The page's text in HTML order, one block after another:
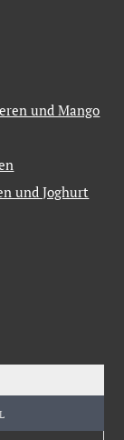
und Mango
und Joghurt